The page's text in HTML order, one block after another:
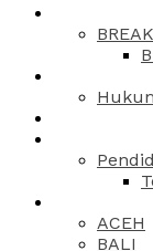
ACEH
BALI